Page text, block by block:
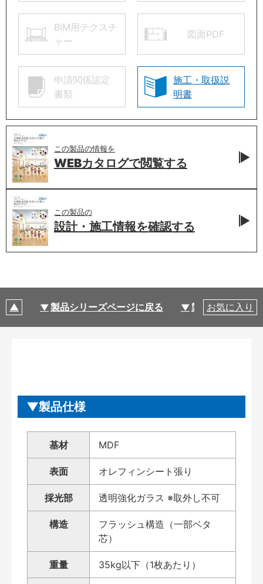
BIM用テクスチ
ャー
図面PDF
申請関係認定
書類
施工・取扱説
明書
この製品の情報を
WEBカタログで閲覧する
この製品の
設計・施工情報を確認する
製品シリーズページに戻る 製品仕様
お気に入り
製品仕様
基材 MDF
表面 オレフィンシート張り
採光部 透明強化ガラス ※取外し不可
構造
フラッシュ構造（一部ベタ
芯）
重量 35kg以下（1枚あたり）